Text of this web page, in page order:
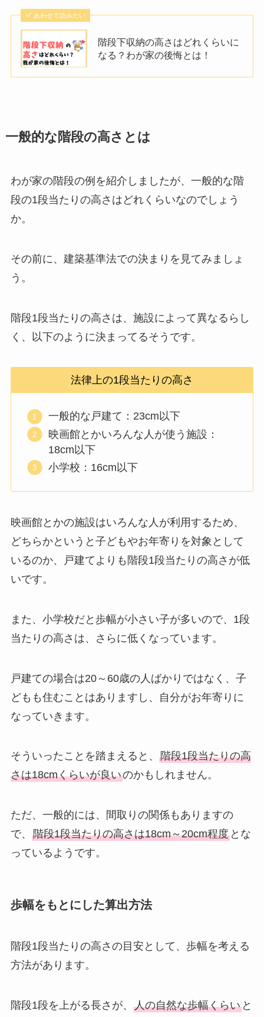
あわせて読みたい
階段下収納の高さはどれくらいに
なる？わが家の後悔とは！
一般的な階段の高さとは
わが家の階段の例を紹介しましたが、一般的な階
段の1段当たりの高さはどれくらいなのでしょう
か。
その前に、建築基準法での決まりを見てみましょ
う。
階段1段当たりの高さは、施設によって異なるらし
く、以下のように決まってるそうです。
法律上の1段当たりの高さ
一般的な戸建て：23cm以下
映画館とかいろんな人が使う施設：
18cm以下
小学校：16cm以下
映画館とかの施設はいろんな人が利用するため、
どちらかというと子どもやお年寄りを対象として
いるのか、戸建てよりも階段1段当たりの高さが低
いです。
また、小学校だと歩幅が小さい子が多いので、1段
当たりの高さは、さらに低くなっています。
戸建ての場合は20～60歳の人ばかりではなく、子
どもも住むことはありますし、自分がお年寄りに
なっていきます。
そういったことを踏まえると、 階段1段当たりの高
さは18cmくらいが良いのかもしれません。
ただ、一般的には、間取りの関係もありますの
で、 階段1段当たりの高さは18cm～20cm程度とな
っているようです。
歩幅をもとにした算出方法
階段1段当たりの高さの目安として、歩幅を考える
方法があります。
階段1段を上がる長さが、 人の自然な歩幅くらいと